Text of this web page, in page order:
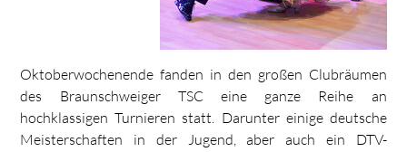
Oktoberwochenende fanden in den großen Clubräumen
des Braunschweiger TSC eine ganze Reihe an
hochklassigen Turnieren statt. Darunter einige deutsche
Meisterschaften in der Jugend, aber auch ein DTV-